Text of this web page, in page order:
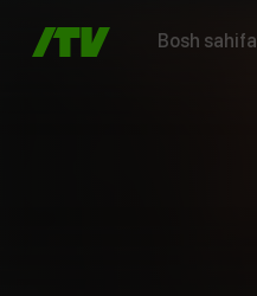
Bosh sahifa